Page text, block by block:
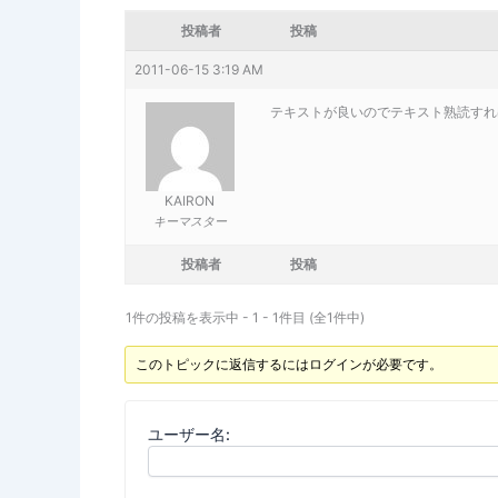
投稿者 投稿
2011-06-15 3:19 AM
KAIRON
キーマスター
テキストが良いのでテキスト熟読す
投稿者 投稿
1件の投稿を表示中 - 1 - 1件目 (全1件中)
このトピックに返信するにはログインが必要です。
ユーザー名: